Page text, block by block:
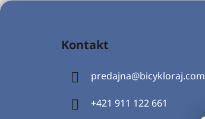
Kontakt
predajna@bicykloraj.com
+421 911 122 661